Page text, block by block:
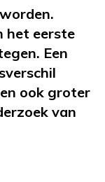
het eerste
Een
ook groter
van